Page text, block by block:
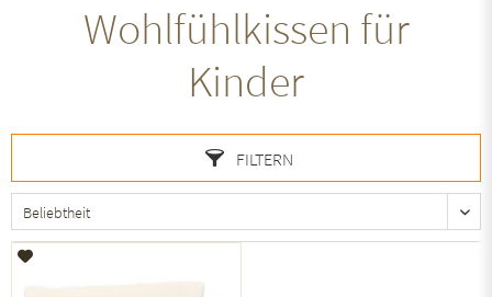
Wohlfühlkissen für
Kinder
FILTERN